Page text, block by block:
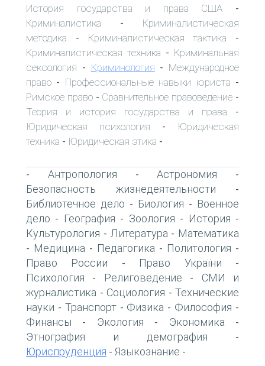
История государства и права США -
Криминалистика - Криминалистическая
методика - Криминалистическая тактика -
Криминалистическая техника - Криминальная
сексология - Криминология - Международное
право - Профессиональные навыки юриста -
Римское право- Сравнительное правоведение -
Теория и история государства и права -
Юридическая психология -
Юридическая
техника - Юридическая этика -
- Антропология -Астрономия -
Безопасность жизнедеятельности -
Библиотечное дело - Биология - Военное
дело - География - Зоология - История -
Культурология - Литература - Математика
- Медицина - Педагогика - Политология -
Право России - Право України -
Психология - Религоведение - СМИ и
журналистика - Социология - Технические
науки - Транспорт- Физика - Философия -
Финансы - Экология - Экономика -
Этнография и демография -
Юриспруденция - Языкознание -